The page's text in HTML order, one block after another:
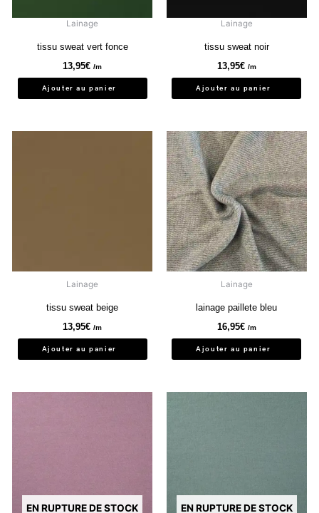
Lainage
tissu sweat vert fonce
13,95€ /m
Ajouter au panier
Lainage
tissu sweat noir
13,95€ /m
Ajouter au panier
Lainage
tissu sweat beige
13,95€ /m
Ajouter au panier
Lainage
lainage paillete bleu
16,95€ /m
Ajouter au panier
EN RUPTURE DE STOCK EN RUPTURE DE STOCK